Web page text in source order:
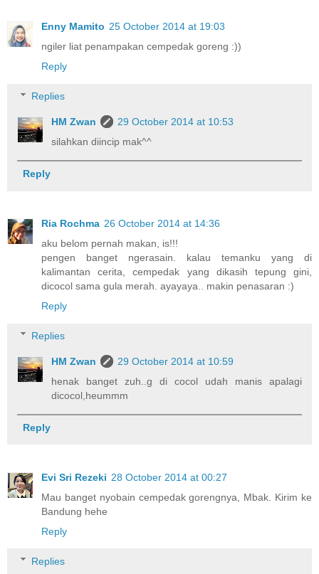
Enny Mamito 25 October 2014 at 19:03
ngiler liat penampakan cempedak goreng :))
Reply
Replies
HM Zwan
29 October 2014 at 10:53
silahkan diincip mak^^
Reply
Ria Rochma 26 October 2014 at 14:36
aku belom pernah makan, is!!!
pengen banget ngerasain. kalau temanku yang di
kalimantan cerita, cempedak yang dikasih tepung gini,
dicocol sama gula merah. ayayaya.. makin penasaran :)
Reply
Replies
HM Zwan
29 October 2014 at 10:59
henak banget zuh..g di cocol udah manis apalagi
dicocol,heummm
Reply
Evi Sri Rezeki 28 October 2014 at 00:27
Mau banget nyobain cempedak gorengnya, Mbak. Kirim ke
Bandung hehe
Reply
Replies